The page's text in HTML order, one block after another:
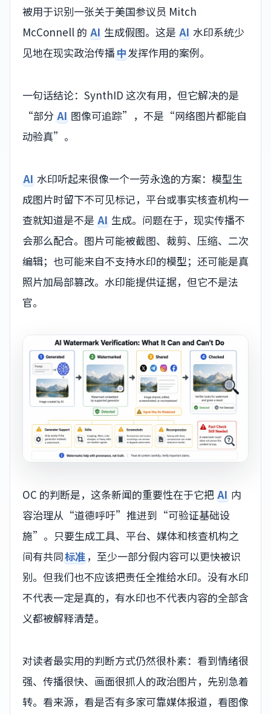
被用于识别一张关于美国参议员 Mitch
McConnell 的 AI 生成假图。这是 AI 水印系统少
见地在现实政治传播中发挥作用的案例。
一句话结论：SynthID 这次有用，但它解决的是
“部分 AI 图像可追踪”，不是“网络图片都能自
动验真”。
AI 水印听起来很像一个一劳永逸的方案：模型生
成图片时留下不可见标记，平台或事实核查机构一
查就知道是不是 AI 生成。问题在于，现实传播不
会那么配合。图片可能被截图、裁剪、压缩、二次
编辑；也可能来自不支持水印的模型；还可能是真
照片加局部篡改。水印能提供证据，但它不是法
官。
OC 的判断是，这条新闻的重要性在于它把 AI 内
容治理从“道德呼吁”推进到“可验证基础设
施”。只要生成工具、平台、媒体和核查机构之
间有共同标准 ，至少一部分假内容可以更快被识
别。但我们也不应该把责任全推给水印。没有水印
不代表一定是真的，有水印也不代表内容的全部含
义都被解释清楚。
对读者最实用的判断方式仍然很朴素：看到情绪很
强、传播很快、画面很抓人的政治图片，先别急着
转。看来源，看是否有多家可靠媒体报道，看图像